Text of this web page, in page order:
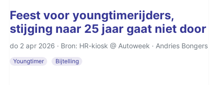
Feest voor youngtimerijders,
stijging naar 25 jaar gaat niet door
do 2 apr 2026 · Bron: HR-kiosk @ Autoweek · Andries Bongers
Youngtimer Bijtelling